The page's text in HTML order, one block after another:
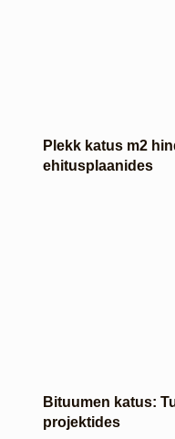
Plekk katus m2
ehitusplaanides
Bituumen katus:
projektides